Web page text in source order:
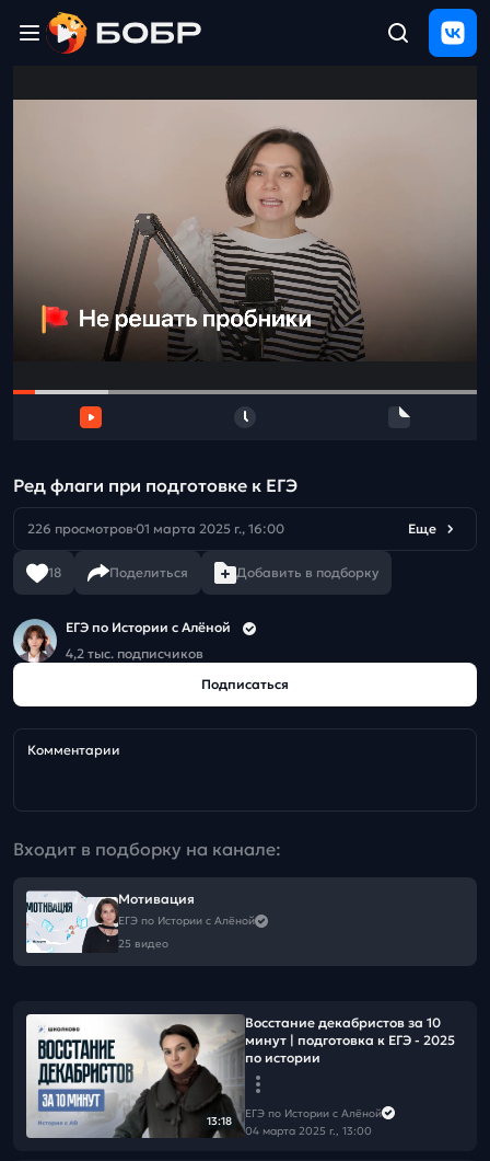
поддержка
и
Ред флаги при подготовке к ЕГЭ
226 просмотров 01 марта 2025 г., 16:00 Еще
18 Поделиться Добавить в подборку
ЕГЭ по Истории с Алёной
4,2 тыс. подписчиков
Подписаться
Комментарии
Входит в подборку на канале:
Мотивация
ЕГЭ по Истории с Алёной
25 видео
13:18
Восстание декабристов за 10
минут | подготовка к ЕГЭ - 2025
по истории
ЕГЭ по Истории с Алёной
04 марта 2025 г., 13:00